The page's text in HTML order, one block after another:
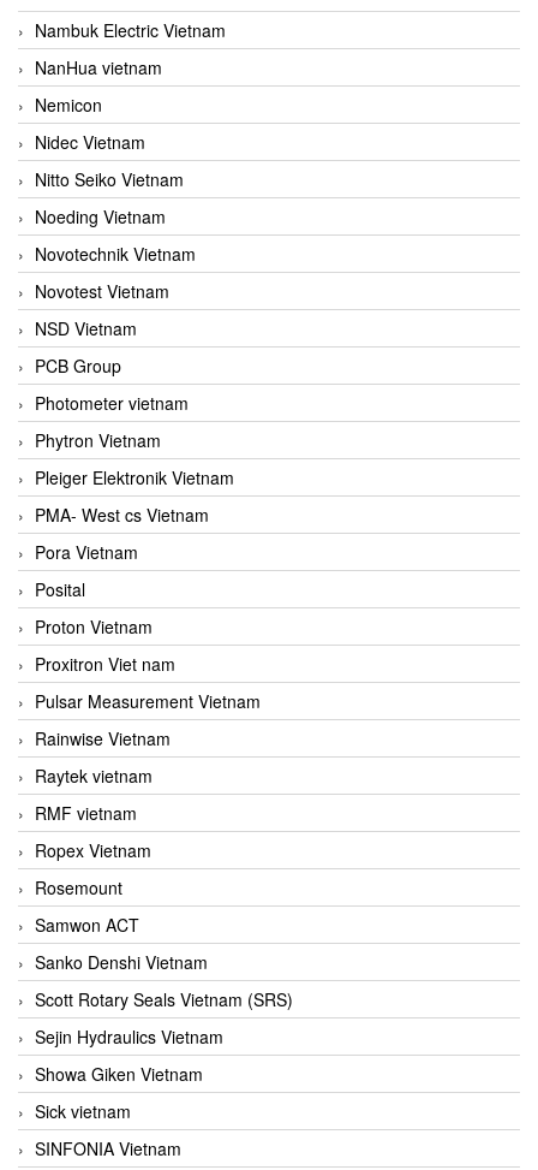
Nambuk Electric Vietnam
NanHua vietnam
Nemicon
Nidec Vietnam
Nitto Seiko Vietnam
Noeding Vietnam
Novotechnik Vietnam
Novotest Vietnam
NSD Vietnam
PCB Group
Photometer vietnam
Phytron Vietnam
Pleiger Elektronik Vietnam
PMA- West cs Vietnam
Pora Vietnam
Posital
Proton Vietnam
Proxitron Viet nam
Pulsar Measurement Vietnam
Rainwise Vietnam
Raytek vietnam
RMF vietnam
Ropex Vietnam
Rosemount
Samwon ACT
Sanko Denshi Vietnam
Scott Rotary Seals Vietnam (SRS)
Sejin Hydraulics Vietnam
Showa Giken Vietnam
Sick vietnam
SINFONIA Vietnam